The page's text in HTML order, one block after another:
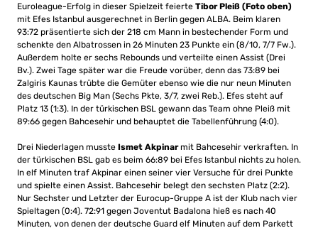
Euroleague-Erfolg in dieser Spielzeit feierte Tibor Pleiß (Foto oben)
mit Efes Istanbul ausgerechnet in Berlin gegen ALBA. Beim klaren
93:72 präsentierte sich der 218 cm Mann in bestechender Form und
schenkte den Albatrossen in 26 Minuten 23 Punkte ein (8/10, 7/7 Fw.).
Außerdem holte er sechs Rebounds und verteilte einen Assist (Drei
Bv.). Zwei Tage später war die Freude vorüber, denn das 73:89 bei
Zalgiris Kaunas trübte die Gemüter ebenso wie die nur neun Minuten
des deutschen Big Man (Sechs Pkte, 3/7, zwei Reb.). Efes steht auf
Platz 13 (1:3). In der türkischen BSL gewann das Team ohne Pleiß mit
89:66 gegen Bahcesehir und behauptet die Tabellenführung (4:0).
Drei Niederlagen musste Ismet Akpinarmit Bahcesehir verkraften. In
der türkischen BSL gab es beim 66:89 bei Efes Istanbul nichts zu holen.
In elf Minuten traf Akpinar einen seiner vier Versuche für drei Punkte
und spielte einen Assist. Bahcesehir belegt den sechsten Platz (2:2).
Nur Sechster und Letzter der Eurocup-Gruppe A ist der Klub nach vier
Spieltagen (0:4). 72:91 gegen Joventut Badalona hieß es nach 40
Minuten, von denen der deutsche Guard elf Minuten auf dem Parkett